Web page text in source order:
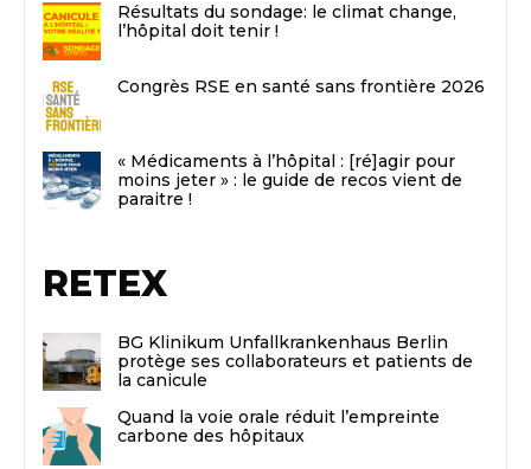
Résultats du sondage: le climat change,
l’hôpital doit tenir !
Congrès RSE en santé sans frontière 2026
« Médicaments à l’hôpital : [ré]agir pour
moins jeter » : le guide de recos vient de
paraitre !
RETEX
BG Klinikum Unfallkrankenhaus Berlin
protège ses collaborateurs et patients de
la canicule
Quand la voie orale réduit l’empreinte
carbone des hôpitaux